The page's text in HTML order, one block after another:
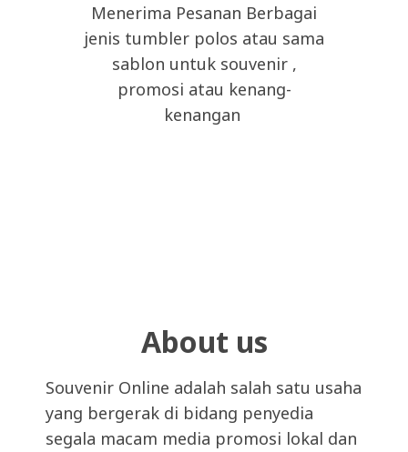
Menerima Pesanan Berbagai
jenis tumbler polos atau sama
sablon untuk souvenir ,
promosi atau kenang-
kenangan
About us
Souvenir Online adalah salah satu usaha
yang bergerak di bidang penyedia
segala macam media promosi lokal dan